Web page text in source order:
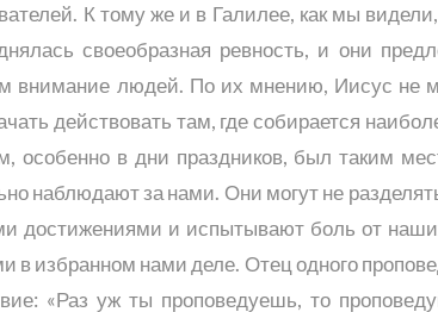
К тому же и в Галилее, как мы
своеобразная ревность, и они
внимание людей. По их мнению, Иисус не
действовать там, где собирается
особенно в дни праздников, был таким
наблюдают за нами. Они могут не
достижениями и испытывают боль от
в избранном нами деле. Отец одного
«Раз уж ты проповедуешь, то